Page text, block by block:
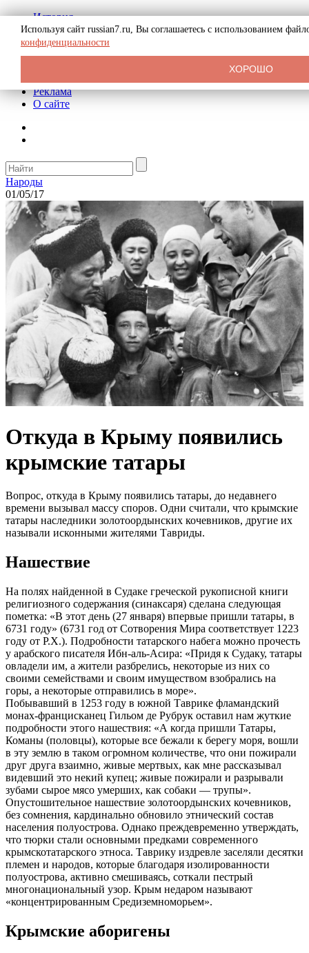
История
Биография
Криминал
СССР
Реклама
О сайте
Народы
01/05/17
Откуда в Крыму появились
крымские татары
Вопрос, откуда в Крыму появились татары, до недавнего
времени вызывал массу споров. Одни считали, что крымские
татары наследники золотоордынских кочевников, другие их
называли исконными жителями Тавриды.
Нашествие
На полях найденной в Судаке греческой рукописной книги
религиозного содержания (синаксаря) сделана следующая
пометка: «В этот день (27 января) впервые пришли татары, в
6731 году» (6731 год от Сотворения Мира соответствует 1223
году от Р.Х.). Подробности татарского набега можно прочесть
у арабского писателя Ибн-аль-Асира: «Придя к Судаку, татары
овладели им, а жители разбрелись, некоторые из них со
своими семействами и своим имуществом взобрались на
горы, а некоторые отправились в море».
Побывавший в 1253 году в южной Таврике фламандский
монах-францисканец Гильом де Рубрук оставил нам жуткие
подробности этого нашествия: «А когда пришли Татары,
Команы (половцы), которые все бежали к берегу моря, вошли
в эту землю в таком огромном количестве, что они пожирали
друг друга взаимно, живые мертвых, как мне рассказывал
видевший это некий купец; живые пожирали и разрывали
зубами сырое мясо умерших, как собаки — трупы».
Опустошительное нашествие золотоордынских кочевников,
без сомнения, кардинально обновило этнический состав
населения полуострова. Однако преждевременно утверждать,
что тюрки стали основными предками современного
крымскотатарского этноса. Таврику издревле заселяли десятки
племен и народов, которые благодаря изолированности
полуострова, активно смешиваясь, соткали пестрый
многонациональный узор. Крым недаром называют
«концентрированным Средиземноморьем».
Крымские аборигены
Используя сайт russian7.ru, Вы соглашаетесь с использованием
конфиденциальности
ХОРОШО